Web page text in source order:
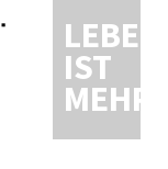
LEBEN
IST
MEHR